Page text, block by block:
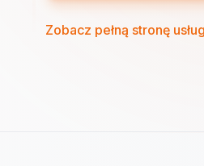
Zobacz pełną stronę